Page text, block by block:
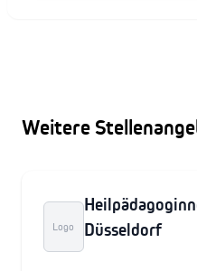
Weitere
Logo
Düsseldorf